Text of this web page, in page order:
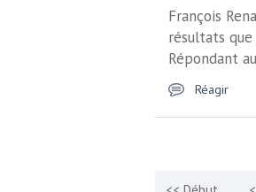
François
résultats
Répondant
Réagir